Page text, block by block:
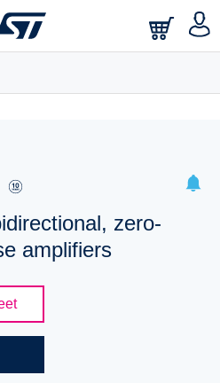
saved searches.
zero-
amplifiers